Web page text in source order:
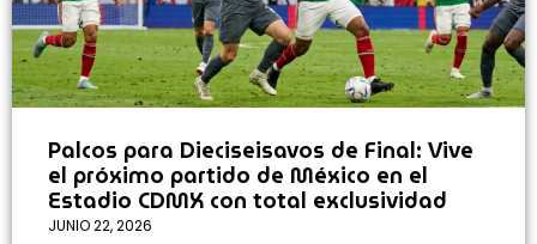
Palcos para Dieciseisavos de Final: Vive
el próximo partido de México en el
Estadio CDMX con total exclusividad
JUNIO 22, 2026